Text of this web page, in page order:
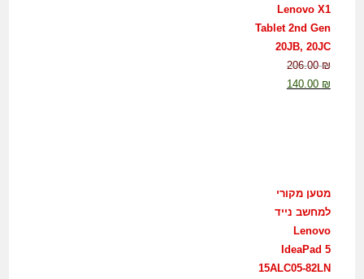
Lenovo X1
Tablet 2nd Gen
20JB, 20JC
206.00₪
140.00 ₪
מטען מקורי
למחשב נייד
Lenovo
IdeaPad 5
15ALC05-82LN